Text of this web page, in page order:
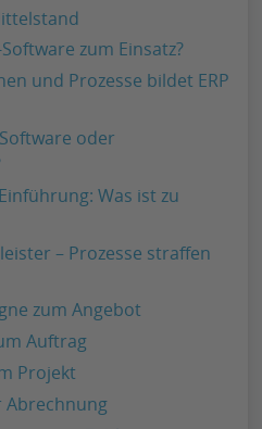
zum Einsatz?
und Prozesse bildet ERP
oder
Was ist zu
– Prozesse straffen
zum Angebot
Auftrag
Projekt
Abrechnung